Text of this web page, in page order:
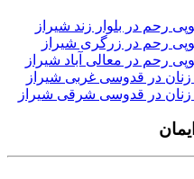
رحم در بلوار زند شیراز
رحم در زرگری شیراز
رحم در معالی آباد شیراز
در قدوسی غربی شیراز
زنان در قدوسی شرقی شیراز